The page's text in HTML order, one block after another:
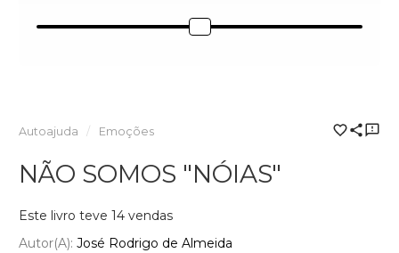
Autoajuda Emoções
NÃO SOMOS "NÓIAS"
Este livro teve 14 vendas
Autor(a): José Rodrigo de Almeida